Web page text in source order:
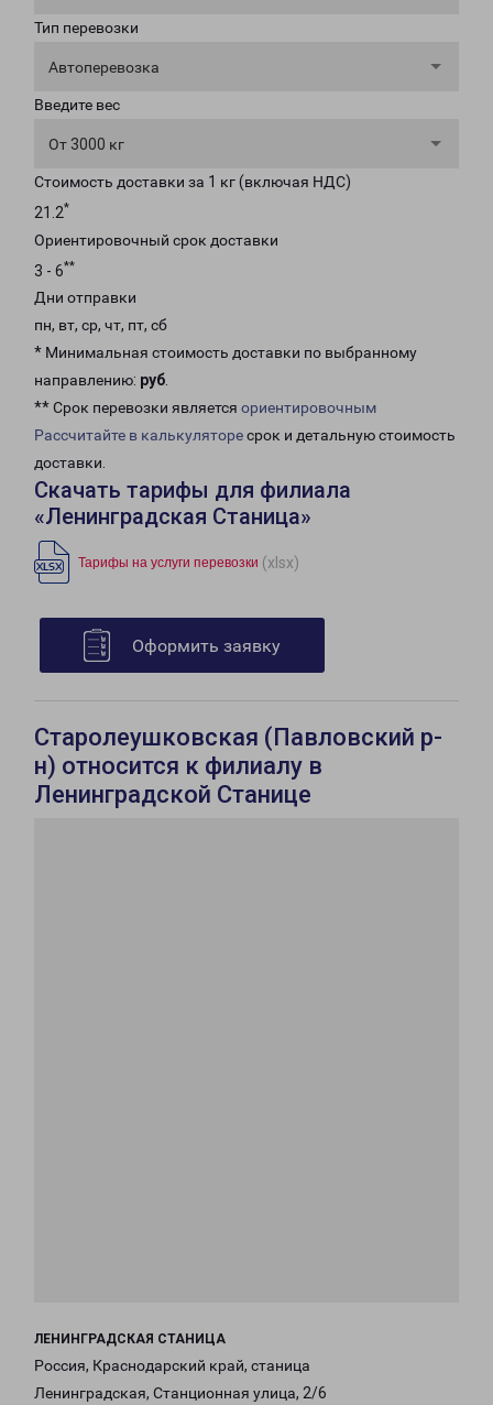
Тип перевозки
Автоперевозка
Введите вес
От 3000 кг
Стоимость доставки за 1 кг (включая НДС)
21.2*
Ориентировочный срок доставки
3 - 6**
Дни отправки
пн, вт, ср, чт, пт, сб
* Минимальная стоимость доставки по выбранному
направлению: руб.
** Срок перевозки является ориентировочным
Рассчитайте в калькуляторесрок и детальную стоимость
доставки.
Скачать тарифы для филиала
«Ленинградская Станица»
Тарифы на услуги перевозки (xlsx)
Оформить заявку
Старолеушковская (Павловский р-
н) относится к филиалу в
Ленинградской Станице
ЛЕНИНГРАДСКАЯ СТАНИЦА
Россия, Краснодарский край, станица
Ленинградская, Станционная улица, 2/6